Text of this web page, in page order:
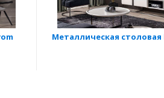
Металлическая столовая